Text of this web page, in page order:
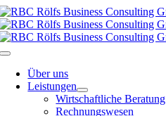
Skip
to
content
Toggle
NavigationÜber uns
Leistungen
Wirtschaftliche Beratung
Rechnungswesen